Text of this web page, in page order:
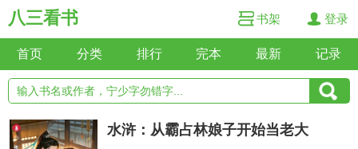
八三看书 书架 登录
首页 分类 排行 完本 最新 记录
水浒：从霸占林娘子开始当老大